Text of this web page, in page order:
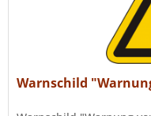
Warnschild